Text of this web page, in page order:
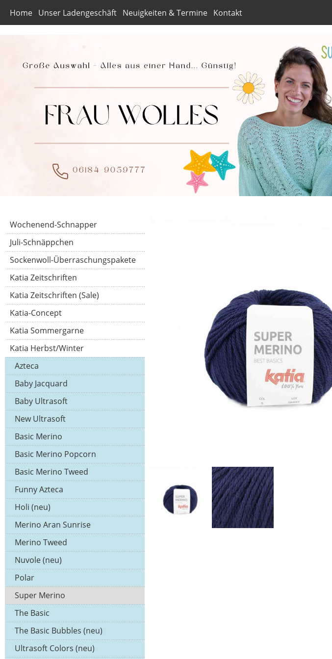
Home Unser Ladengeschäft Neuigkeiten & Termine Kontakt
Wochenend-Schnapper
Juli-Schnäppchen
Sockenwoll-Überraschungspakete
Katia Zeitschriften
Katia Zeitschriften (Sale)
Katia-Concept
Katia Sommergarne
Katia Herbst/Winter
Azteca
Baby Jacquard
Baby Ultrasoft
New Ultrasoft
Basic Merino
Basic Merino Popcorn
Basic Merino Tweed
Funny Azteca
Holi (neu)
Merino Aran Sunrise
Merino Tweed
Nuvole (neu)
Polar
Super Merino
The Basic
The Basic Bubbles (neu)
Ultrasoft Colors (neu)